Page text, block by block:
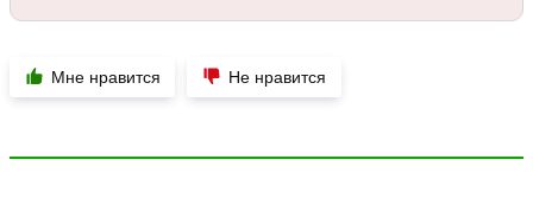
Мне нравится Не нравится